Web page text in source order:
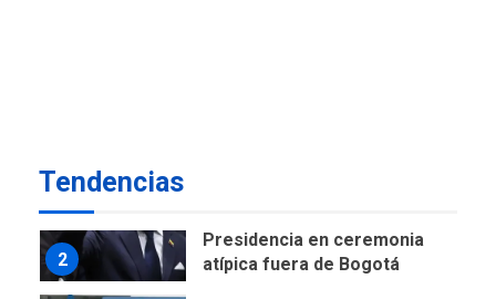
Tendencias
2
Presidencia en ceremonia
atípica fuera de Bogotá